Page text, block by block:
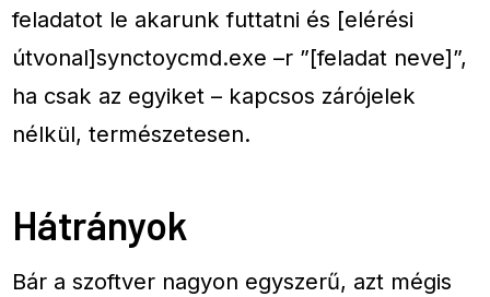
feladatot le akarunk futtatni és [elérési
útvonal]synctoycmd.exe –r ”[feladat neve]”,
ha csak az egyiket – kapcsos zárójelek
nélkül, természetesen.
Hátrányok
Bár a szoftver nagyon egyszerű, azt mégis